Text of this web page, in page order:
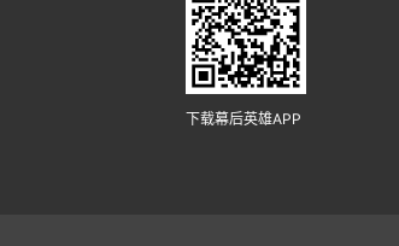
下载幕后英雄APP